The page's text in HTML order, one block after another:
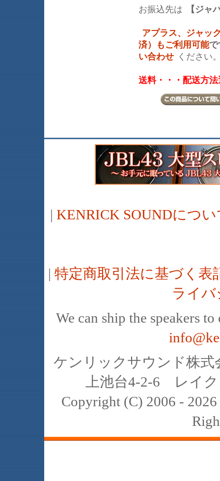
お振込先は 【ジャ
アプラス、ジャッ
済）もご利用可能で
い合わせ ください
送料・・・配送方
| KENRICK SOUNDにつ
| 特定商取引法に基づく表
ライ
We can ship the speakers
ケンリックサウンド株
上池台4-2-6 レイ
Copyright (C) 2006 -